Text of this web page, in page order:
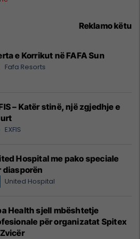
Reklamo këtu
e Korrikut në FAFA Sun
Fafa Resorts
– Katër stinë, një zgjedhje e
EXFIS
Hospital me pako speciale
diasporën
United Hospital
Health sjell mbështetje
për organizatat Spitex